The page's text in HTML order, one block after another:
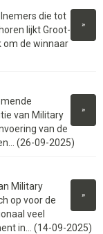
»
die tot
lijkt Groot-
om de winnaar
»
van Military
van de
(26-09-2025)
»
Military
op voor de
veel
in... (14-09-2025)